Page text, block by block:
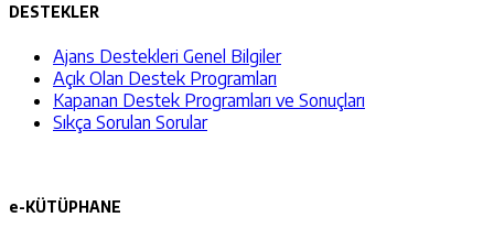
DESTEKLER
Ajans Destekleri Genel Bilgiler
Açık Olan Destek Programları
Kapanan Destek Programları ve Sonuçları
Sıkça Sorulan Sorular
e-KÜTÜPHANE